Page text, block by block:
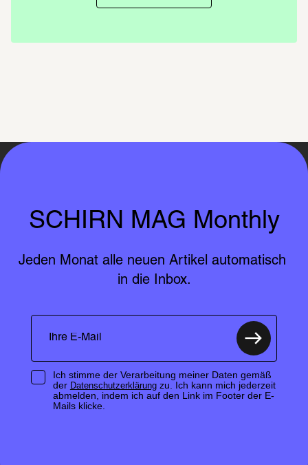
SCHIRN MAG Monthly
Jeden Monat alle neuen Artikel automatisch
in die Inbox.
Ich stimme der Verarbeitung meiner Daten gemäß
der Datenschutzerklärungzu. Ich kann mich jederzeit
abmelden, indem ich auf den Link im Footer der E-
Mails klicke.